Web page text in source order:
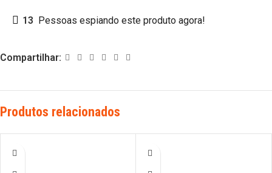
13 Pessoas espiando este produto agora!
Compartilhar:
Produtos relacionados